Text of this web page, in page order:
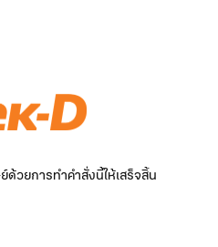
วยการทำคำสั่งนี้ให้เสร็จสิ้น